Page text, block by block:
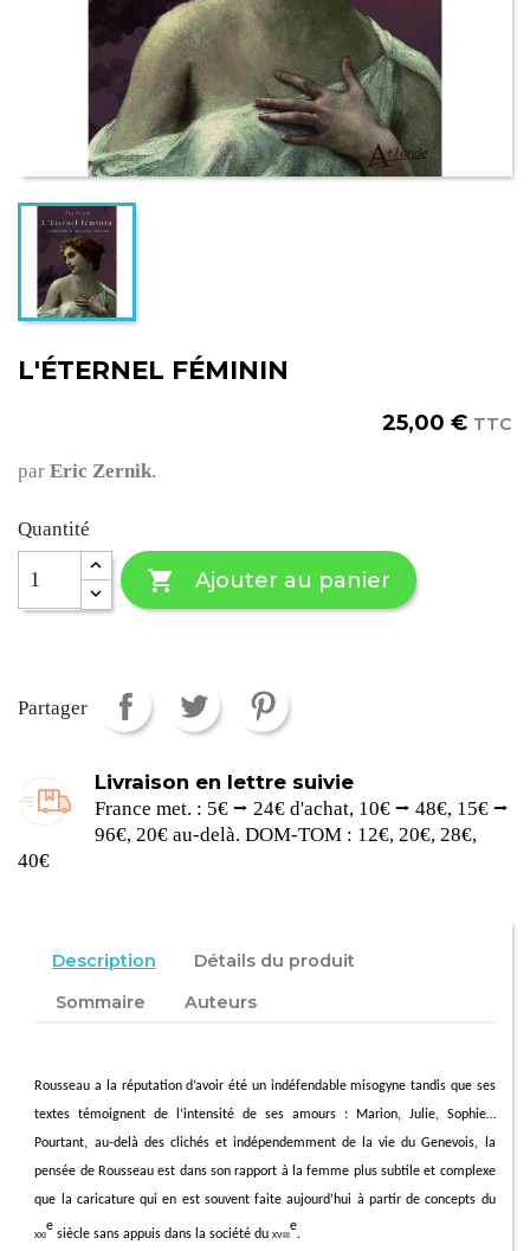
L'ÉTERNEL FÉMININ
25,00 € TTC
par Eric Zernik.
Quantité
 Ajouter au panier
Partager
Livraison en lettre suivie
France met. : 5€ ⭢ 24€ d'achat, 10€ ⭢ 48€, 15€ ⭢
96€, 20€ au-delà. DOM-TOM : 12€, 20€, 28€,
40€
Description
Détails du produit
Sommaire
Auteurs
Rousseau a la réputation d’avoir été un indéfendable misogyne tandis que ses
textes témoignent de l’intensité de ses amours : Marion, Julie, Sophie…
Pourtant, au-delà des clichés et indépendemment de la vie du Genevois, la
pensée de Rousseau est dans son rapport à la femme plus subtile et complexe
que la caricature qui en est souvent faite aujourd’hui à partir de concepts du
xxi
e
siècle sans appuis dans la société duxviii
e
.